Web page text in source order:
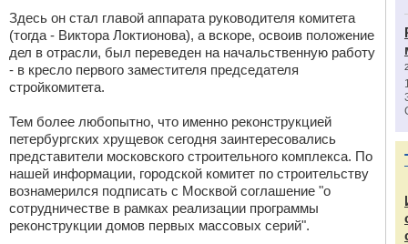
Здесь он стал главой аппарата руководителя комитета
(тогда - Виктора Локтионова), а вскоре, освоив положение
дел в отрасли, был переведен на начальственную работу
- в кресло первого заместителя председателя
стройкомитета.
Тем более любопытно, что именно реконструкцией
петербургских хрущевок сегодня заинтересовались
представители московского строительного комплекса. По
нашей информации, городской комитет по строительству
вознамерился подписать с Москвой соглашение "о
сотрудничестве в рамках реализации программы
реконструкции домов первых массовых серий".